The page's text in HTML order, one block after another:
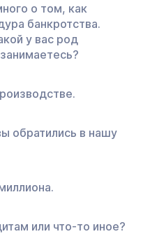
о том, как
банкротства.
у вас род
обратились в нашу
или что-то иное?